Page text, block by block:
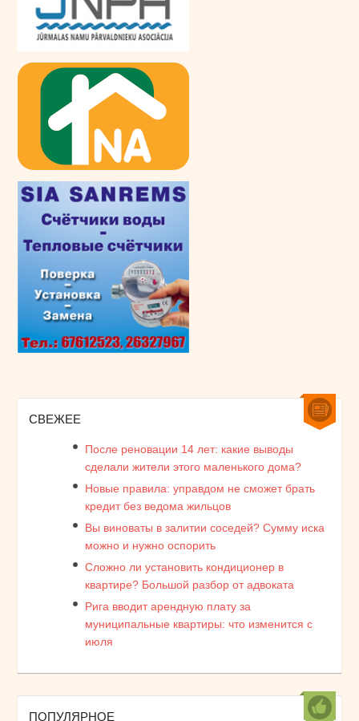
СВЕЖЕЕ
После реновации 14 лет: какие выводы
сделали жители этого маленького дома?
Новые правила: управдом не сможет брать
кредит без ведома жильцов
Вы виноваты в залитии соседей? Сумму иска
можно и нужно оспорить
Сложно ли установить кондиционер в
квартире? Большой разбор от адвоката
Рига вводит арендную плату за
муниципальные квартиры: что изменится с
июля
ПОПУЛЯРНОЕ